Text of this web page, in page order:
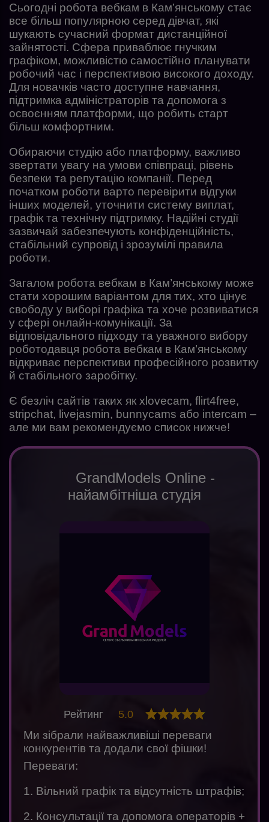
Сьогодні робота вебкам в Кам’янському стає
все більш популярною серед дівчат, які
шукають сучасний формат дистанційної
зайнятості. Сфера приваблює гнучким
графіком, можливістю самостійно планувати
робочий час і перспективою високого доходу.
Для новачків часто доступне навчання,
підтримка адміністраторів та допомога з
освоєнням платформи, що робить старт
більш комфортним.
Обираючи студію або платформу, важливо
звертати увагу на умови співпраці, рівень
безпеки та репутацію компанії. Перед
початком роботи варто перевірити відгуки
інших моделей, уточнити систему виплат,
графік та технічну підтримку. Надійні студії
зазвичай забезпечують конфіденційність,
стабільний супровід і зрозумілі правила
роботи.
Загалом робота вебкам в Кам’янському може
стати хорошим варіантом для тих, хто цінує
свободу у виборі графіка та хоче розвиватися
у сфері онлайн-комунікації. За
відповідального підходу та уважного вибору
роботодавця робота вебкам в Кам’янському
відкриває перспективи професійного розвитку
й стабільного заробітку.
Є безліч сайтів таких як xlovecam, flirt4free,
stripchat, livejasmin, bunnycams або intercam –
але ми вам рекомендуємо список нижче!
GrandModels Online -
найамбітніша студія
Ми зібрали найважливіші переваги
конкурентів та додали свої фішки!
Переваги:
1. Вільний графік та відсутність штрафів;
2. Консультації та допомога операторів +
Рейтинг 5.0